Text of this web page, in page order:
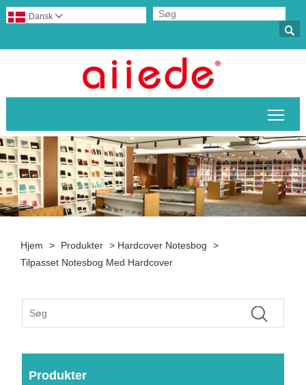

Dansk 
Hjem > Produkter > Hardcover Notesbog
>
Tilpasset Notesbog Med Hardcover
Produkter